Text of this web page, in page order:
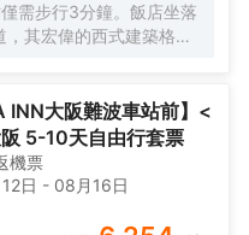
需步行3分鐘。飯店坐落
其宏偉的西式建築格外
INN大阪難波車站前】<
5-10天自由行套票
機票
日 - 08月16日